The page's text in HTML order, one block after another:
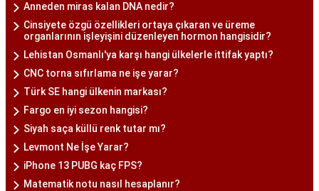
Anneden miras kalan DNA nedir?
Cinsiyete özgü özellikleri ortaya çıkaran ve üreme
organlarının işleyişini düzenleyen hormon hangisidir?
Lehistan Osmanlı'ya karşı hangi ülkelerle ittifak yaptı?
CNC torna sıfırlama ne işe yarar?
Türk SE hangi ülkenin markası?
Fargo en iyi sezon hangisi?
Siyah saça küllü renk tutar mı?
Levmont Ne İşe Yarar?
iPhone 13 PUBG kaç FPS?
Matematik notu nasıl hesaplanır?